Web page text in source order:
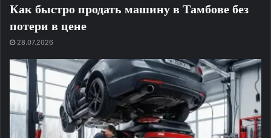
Как быстро продать машину в Тамбове без
потери в цене
28.07.2026